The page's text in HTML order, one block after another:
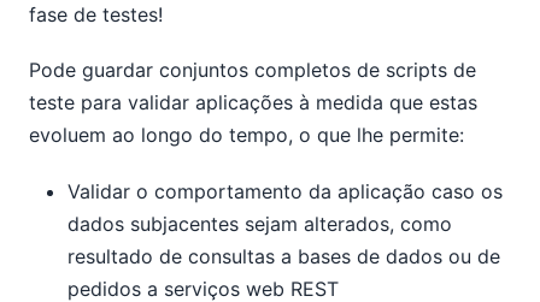
fase de testes!
Pode guardar conjuntos completos de scripts de
teste para validar aplicações à medida que estas
evoluem ao longo do tempo, o que lhe permite:
Validar o comportamento da aplicação caso os
dados subjacentes sejam alterados, como
resultado de consultas a bases de dados ou de
pedidos a serviços web REST